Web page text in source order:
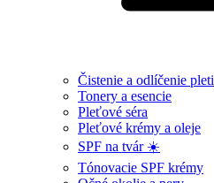
Čistenie a odlíčenie pleti
Tonery a esencie
Pleťové séra
Pleťové krémy a oleje
SPF na tvár ☀️
Tónovacie SPF krémy